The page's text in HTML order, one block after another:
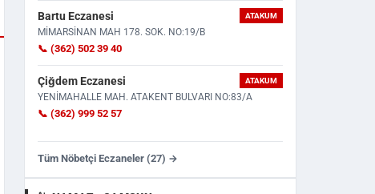
Bartu Eczanesi ATAKUM
MİMARSİNAN MAH 178. SOK. NO:19/B
📞 (362) 502 39 40
Çiğdem Eczanesi ATAKUM
YENİMAHALLE MAH. ATAKENT BULVARI NO:83/A
📞 (362) 999 52 57
Tüm Nöbetçi Eczaneler (27) →